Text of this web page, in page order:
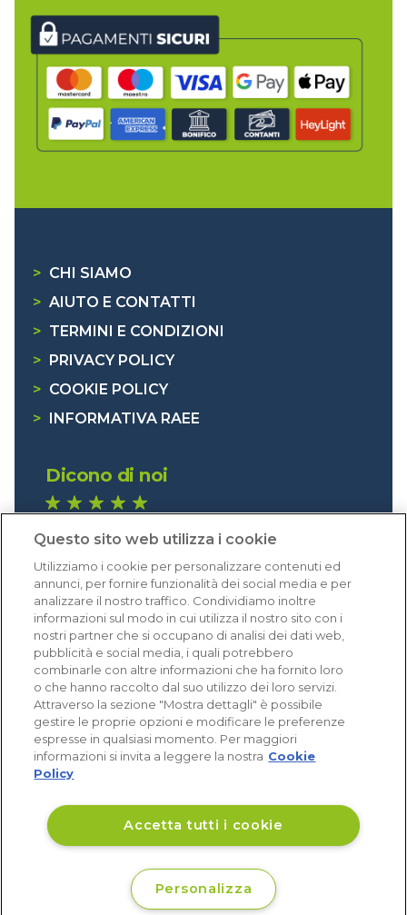
> CHI SIAMO
> AIUTO E CONTATTI
> TERMINI E CONDIZIONI
>
PRIVACY POLICY
> COOKIE POLICY
>
INFORMATIVA RAEE
Dicono di noi
Eccellente (4,8)
Acquisti verificati
Non disponibile
Questo sito web utilizza i cookie
Utilizziamo i cookie per personalizzare contenuti ed
annunci, per fornire funzionalità dei social media e per
analizzare il nostro traffico. Condividiamo inoltre
informazioni sul modo in cui utilizza il nostro sito con i
nostri partner che si occupano di analisi dei dati web,
pubblicità e social media, i quali potrebbero
combinarle con altre informazioni che ha fornito loro
o che hanno raccolto dal suo utilizzo dei loro servizi.
Attraverso la sezione "Mostra dettagli" è possibile
gestire le proprie opzioni e modificare le preferenze
espresse in qualsiasi momento. Per maggiori
informazioni si invita a leggere la nostra Cookie
Policy
Accetta tutti i cookie
Personalizza